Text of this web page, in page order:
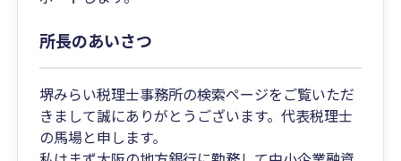
所長のあいさつ
堺みらい税理士事務所の検索ページをご覧いただ
きまして誠にありがとうございます。代表税理士
の馬場と申します。